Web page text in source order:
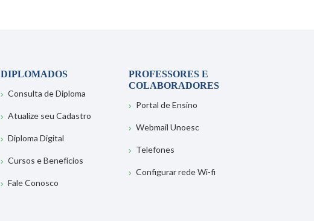
DIPLOMADOS
Consulta de Diploma
Atualize seu Cadastro
Diploma Digital
Cursos e Benefícios
Fale Conosco
PROFESSORES E
COLABORADORES
Portal de Ensino
Webmail Unoesc
Telefones
Configurar rede Wi-fi